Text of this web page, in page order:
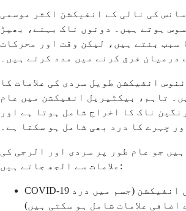
کی نالی کے انفیکشن اکثر موسمی
ہوتے ہیں۔ دونوں ناک بہنے، بھیڑ
سبب بنتے ہیں، لیکن وقت اور محرکات
درمیان فرق کرنے میں مدد کرتے ہیں۔
انفیکشن طویل سردی کی علامات کا
تاہم، بیکٹیریل انفیکشن میں عام
ناک کا اخراج شامل ہوتا ہے اور
چہرے کا درد بھی شامل ہو سکتا ہے۔
ہیں جو عام طور پر سردی اور الرجی کی
علامات سے الجھ جاتے ہیں:
COVID-19 یا دیگر وائرل انفیکشن (جسم میں درد
اضافی علامات شامل ہو سکتی ہیں)